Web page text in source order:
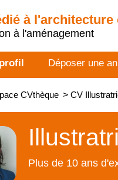
à
à l'aménagement
Déposer une
CVthèque > CV
Plus de 10 ans